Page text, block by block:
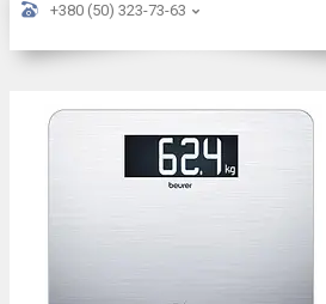
+380 (50) 323-73-63